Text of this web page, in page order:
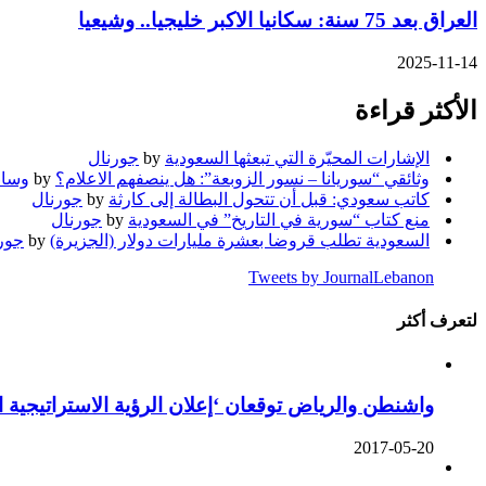
العراق بعد 75 سنة: سكانيا الاكبر خليجيا.. وشيعيا
2025-11-14
الأكثر قراءة
الإشارات المحيّرة التي تبعثها السعودية by جورنال
وثائقي “سوريانا – نسور الزوبعة”: هل ينصفهم الاعلام؟ by
كاتب سعودي: قبل أن تتحول البطالة إلى كارثة by جورنال
منع كتاب “سورية في التاريخ” في السعودية by جورنال
السعودية تطلب قروضا بعشرة مليارات دولار (الجزيرة) by
Tweets by JournalLebanon
لتعرف أكثر
واشنطن والرياض توقعان ‘إعلان الرؤية الاستراتيجية
2017-05-20